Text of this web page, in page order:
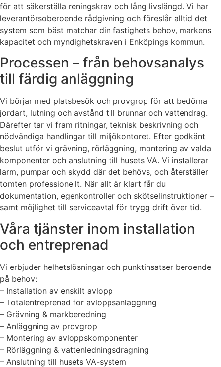
för att säkerställa reningskrav och lång livslängd. Vi har
leverantörsoberoende rådgivning och föreslår alltid det
system som bäst matchar din fastighets behov, markens
kapacitet och myndighetskraven i Enköpings kommun.
Processen – från behovsanalys
till färdig anläggning
Vi börjar med platsbesök och provgrop för att bedöma
jordart, lutning och avstånd till brunnar och vattendrag.
Därefter tar vi fram ritningar, teknisk beskrivning och
nödvändiga handlingar till miljökontoret. Efter godkänt
beslut utför vi grävning, rörläggning, montering av valda
komponenter och anslutning till husets VA. Vi installerar
larm, pumpar och skydd där det behövs, och återställer
tomten professionellt. När allt är klart får du
dokumentation, egenkontroller och skötselinstruktioner –
samt möjlighet till serviceavtal för trygg drift över tid.
Våra tjänster inom installation
och entreprenad
Vi erbjuder helhetslösningar och punktinsatser beroende
på behov:
– Installation av enskilt avlopp
– Totalentreprenad för avloppsanläggning
– Grävning & markberedning
– Anläggning av provgrop
– Montering av avloppskomponenter
– Rörläggning & vattenledningsdragning
– Anslutning till husets VA-system